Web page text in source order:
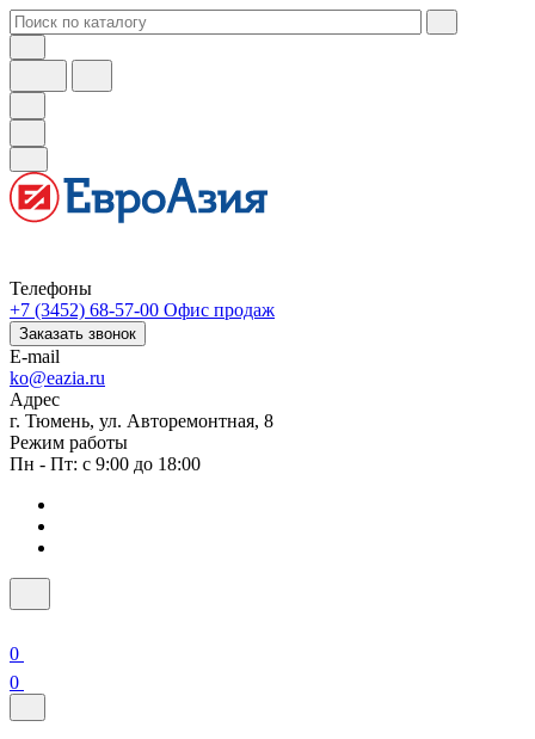
Телефоны
+7 (3452) 68-57-00 Офис продаж
Заказать звонок
E-mail
ko@eazia.ru
Адрес
г. Тюмень, ул. Авторемонтная, 8
Режим работы
Пн - Пт: с 9:00 до 18:00
0
0